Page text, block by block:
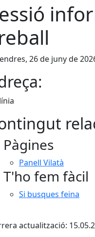
26 de juny de
Pàgines
Panell Vilatà
T'ho fem fàcil
Si busques feina
actualització: